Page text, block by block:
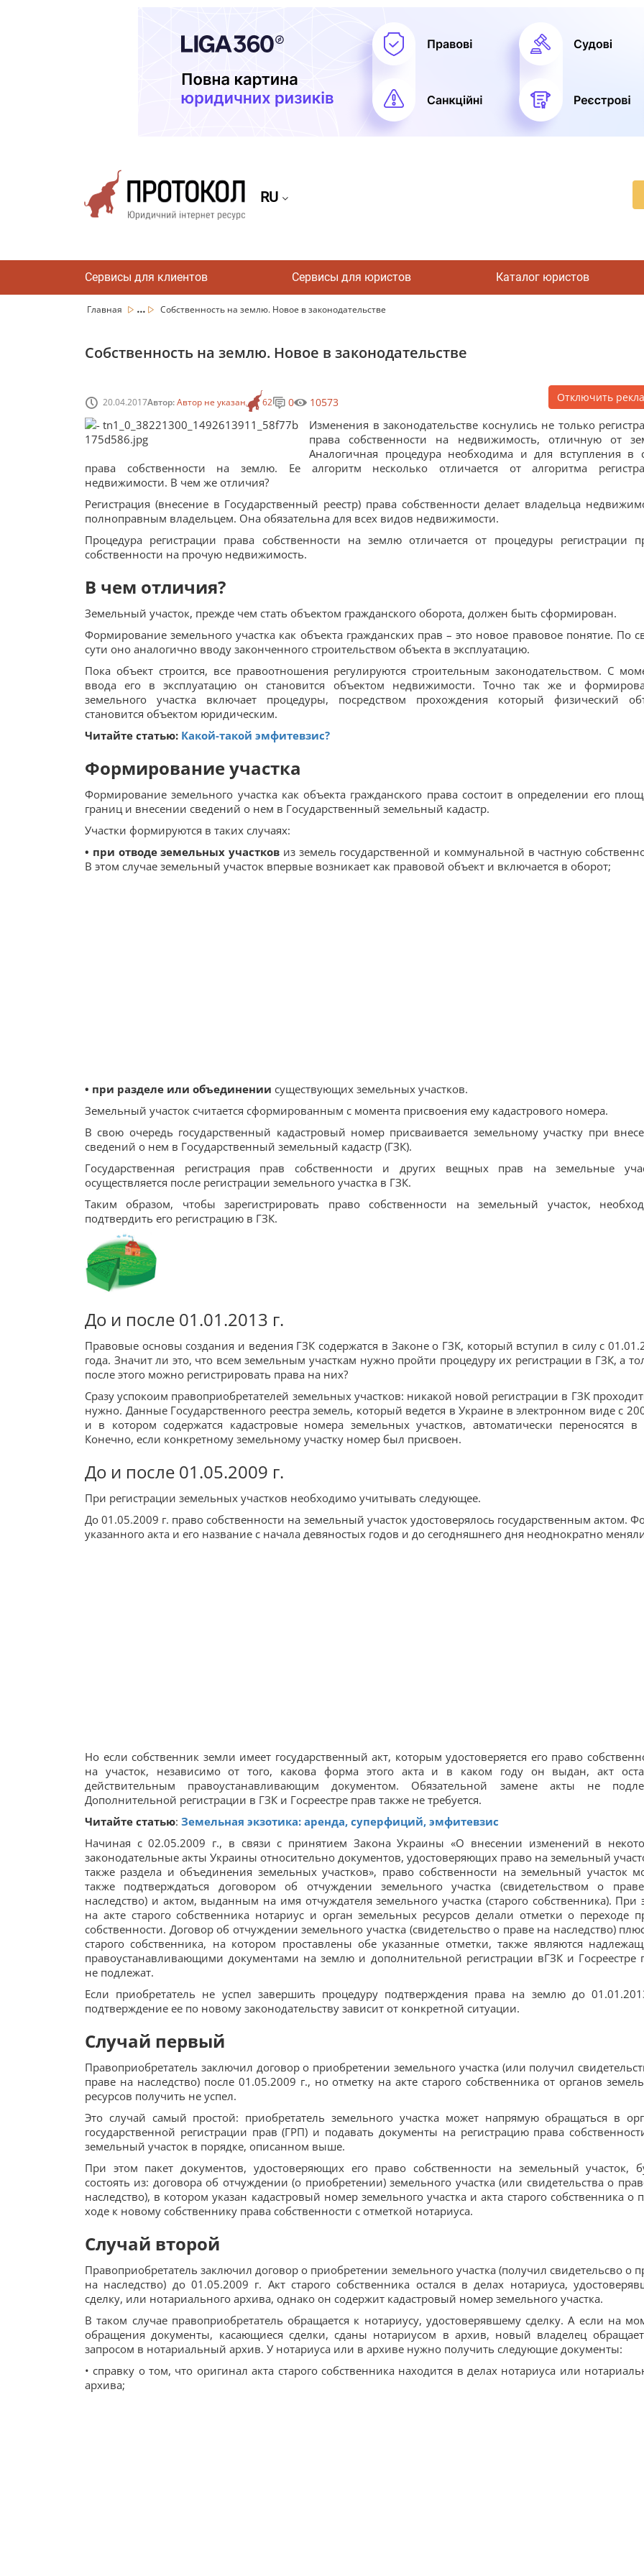
RU
Сервисы для клиентов Сервисы для юристов Каталог юристов
Главная ... Собственность на землю. Новое в законодательстве
Собственность на землю. Новое в законодательстве
20.04.2017Автор:Автор не указан 62 0 10573 Отключить
Изменения в законодательстве коснулись не только
права собственности на недвижимость, отличную от
Аналогичная процедура необходима и для вступления в
права собственности на землю. Ее алгоритм несколько отличается от алгоритма
недвижимости. В чем же отличия?
Регистрация (внесение в Государственный реестр) права собственности делает владельца
полно­правным владельцем. Она обязательна для всех видов недвижимости.
Процедура регистрации права собственности на землю отличается от процедуры регистрации
собственности на прочую недвижимость.
В чем отличия?
Земельный участок, прежде чем стать объектом гражданского оборота, должен быть сформирован.
Формирование земельного участка как объекта гражданских прав – это новое правовое понятие. По
сути оно аналогично вводу законченного строительством объекта в эксплуатацию.
Пока объект строится, все правоотношения регулируются строительным законодательством. С
ввода его в эксплуатацию он становится объектом недвижимости. Точно так же и
земельного участка включает процедуры, посредством прохождения который физи­ческий
становится объектом юридическим.
Читайте статью: Какой-такой эмфитевзис?
Формирование участка
Формирование земельного участка как объекта гражданского права состоит в определении его
границ и внесении сведений о нем в Государственный земельный кадастр.
Участки формируются в таких случаях:
• при отводе земельных участков из земель ­государственной и коммунальной в частную
В этом случае земельный учас­ток впервые возникает как правовой объект и включается в оборот;
• при разделе или объ­единении существующих земельных участков.
Земельный участок считается сформированным с момента присвоения ему кадастрового номера.
В свою очередь государственный кадастровый номер присваивается земельному участку при
сведений о нем в Государственный земельный кадастр (ГЗК).
Государственная регистрация прав собственности и других вещных прав на земельные
осуществляется после регистрации земельного участка в ГЗК.
Таким образом, чтобы зарегистрировать право собственности на земельный участок,
подтвердить его регистрацию в ГЗК.
До и после 01.01.2013 г.
Правовые основы создания и ведения ГЗК содержатся в Законе о ГЗК, который вступил в силу с
года. Значит ли это, что всем земельным участкам нужно пройти процедуру их регистрации в ГЗК, а
после этого можно регистрировать права на них?
Сразу успокоим правоприобретателей земельных участков: никакой новой регистрации в ГЗК
нужно. Данные Государственного реестра земель, который ведется в Украине в электронном виде с
и в котором содержатся кадастровые номера земельных участков, авто­матически переносятся в
Конечно, если конкретному земельному участку номер был присвоен.
До и после 01.05.2009 г.
При регистрации земельных участков необходимо учитывать следующее.
До 01.05.2009 г. право собственности на земельный участок удостоверялось государственным актом.
указанного акта и его название с начала девяностых годов и до сегодняшнего дня неоднократно
Но если собственник земли имеет государственный акт, которым удостоверяется его право
на участок, независимо от того, какова форма этого акта и в каком году он выдан, акт
действительным правоустанавливающим документом. Обязательной замене акты не
Дополнительной регистрации в ГЗК и Госреестре прав также не требуется.
Читайте статью: Земельная экзотика: аренда, суперфиций, эмфитевзис
Начиная с 02.05.2009 г., в связи с принятием Закона Украины «О внесении изменений в
законодательные акты Украины относительно документов, удостоверяющих право на земельный
также раздела и объединения земельных участков», право собственности на земельный участок
также подтверждаться договором об отчуждении земельного участка (свидетельством о
наследство) и актом, выданным на имя отчуждателя земельного участка (старого собственника). При
на акте старого собственника нотариус и орган земельных ресурсов делали отметки о переходе
собственности. Договор об отчуждении земельного участка (свидетельство о праве на наследство)
старого собственника, на котором проставлены обе указанные отметки, также являются
правоустанавливающими документами на землю и дополнительной регистрации вГЗК и Госреестре
не подлежат.
Если приобретатель не успел завершить процедуру подтверждения права на землю до
подтверждение ее по новому законодательству зависит от конкретной ситуации.
Случай первый
Правоприобретатель заключил договор о приобретении земельного участка (или получил
праве на наследство) после 01.05.2009 г., но отметку на акте старого собственника от органов
ресурсов получить не успел.
Это случай самый простой: приобретатель земельного участка может напрямую обращаться в
государственной регистрации прав (ГРП) и подавать документы на регистрацию права
земельный участок в порядке, описанном выше.
При этом пакет документов, удостоверяющих его право собственности на земельный участок,
состоять из: договора об ­отчуждении (о приобрете­нии) земель­ного участка (или свидетельства о
наследство), в котором­ указан кадастровый номер земельного участка и акта старого собственника о
ходе к новому собственнику права собственности с отметкой нотариуса.
Случай второй
Правоприобретатель заключил договор о приобретении земельного участка (получил свидетельсво о
на наследство) до 01.05.2009 г. Акт старого­ собственника остался в делах нотариуса,
сделку, или нотариального архива, однако он содержит кадастровый номер земельного участка.
В таком случае правоприобретатель обращается к нотариусу, удостоверявшему сделку. А если на
обращения документы, касающиеся сделки, сданы нотариусом в архив, новый владелец
запросом в нотариальный архив. У нотариуса или в архиве нужно получить следующие документы:
• справку о том, что оригинал акта старого собственника находится в делах нотариуса или
архива;